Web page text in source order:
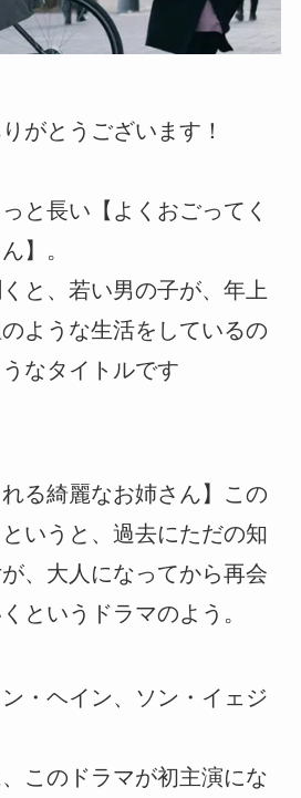
がとうございます！
と長い【よくおごってく
】。
と、若い男の子が、年上
ような生活をしているの
なタイトルです
れる綺麗なお姉さん】この
いうと、過去にただの知
、大人になってから再会
というドラマのよう。
・ヘイン、ソン・イェジ
このドラマが初主演にな